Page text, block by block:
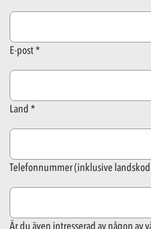
E-post
Land
Telefonnummer (inklusive
Är du även intresserad av någon av